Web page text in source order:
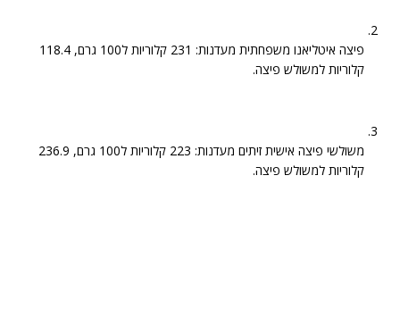
פיצה איטליאנו משפחתית מעדנות: 231 קלוריות ל100 גרם, 118.4
קלוריות למשולש פיצה.
משולשי פיצה אישית זיתים מעדנות: 223 קלוריות ל100 גרם, 236.9
קלוריות למשולש פיצה.